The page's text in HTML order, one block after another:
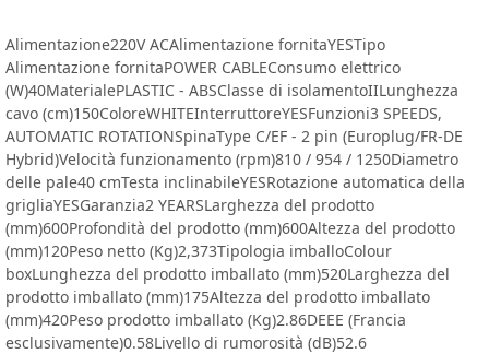
Alimentazione220V ACAlimentazione fornitaYESTipo
Alimentazione fornitaPOWER CABLEConsumo elettrico
(W)40MaterialePLASTIC - ABSClasse di isolamentoIILunghezza
cavo (cm)150ColoreWHITEInterruttoreYESFunzioni3 SPEEDS,
AUTOMATIC ROTATIONSpinaType C/EF - 2 pin (Europlug/FR-DE
Hybrid)Velocità funzionamento (rpm)810 / 954 / 1250Diametro
delle pale40 cmTesta inclinabileYESRotazione automatica della
grigliaYESGaranzia2 YEARSLarghezza del prodotto
(mm)600Profondità del prodotto (mm)600Altezza del prodotto
(mm)120Peso netto (Kg)2,373Tipologia imballoColour
boxLunghezza del prodotto imballato (mm)520Larghezza del
prodotto imballato (mm)175Altezza del prodotto imballato
(mm)420Peso prodotto imballato (Kg)2.86DEEE (Francia
esclusivamente)0.58Livello di rumorosità (dB)52.6